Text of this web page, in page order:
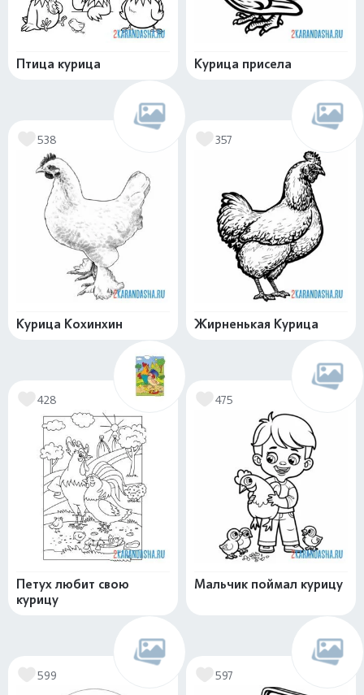
Птица курица Курица присела
538
Курица Кохинхин
357
Жирненькая Курица
428
Петух любит свою
курицу
475
Мальчик поймал курицу
599 597